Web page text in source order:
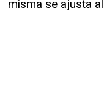
misma se ajusta